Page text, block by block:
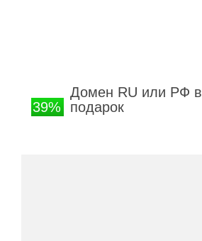
39%
Домен RU или РФ в
подарок